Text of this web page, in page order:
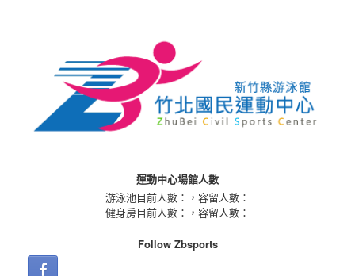
運動中心場館人數
游泳池目前人數：
，容留人數：
健身房目前人數：
，容留人數：
Follow Zbsports